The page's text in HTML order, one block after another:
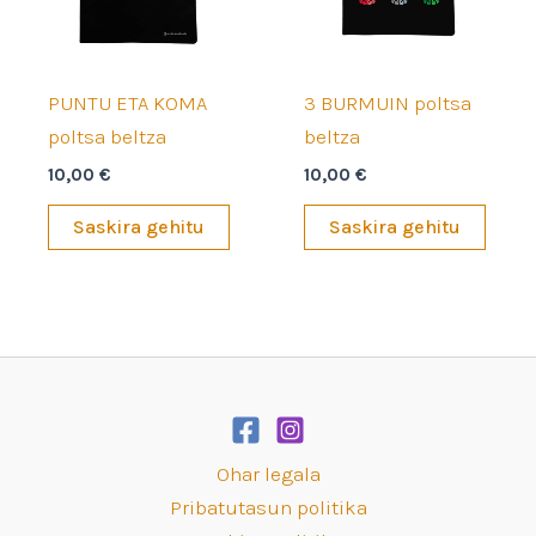
PUNTU ETA KOMA
poltsa beltza
10,00€
Saskira gehitu
3 BURMUIN poltsa
beltza
10,00€
Saskira gehitu
Ohar legala
Pribatutasun politika